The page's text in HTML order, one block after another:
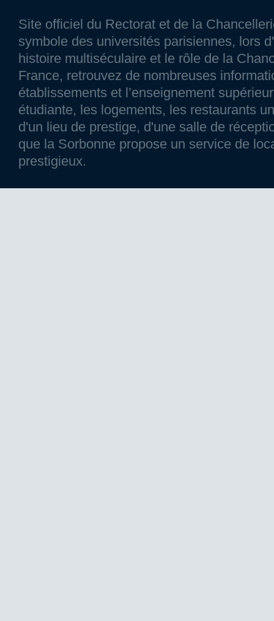
Site officiel du Rectorat et de la
symbole des universités parisiennes, lors
histoire multiséculaire et le rôle de la
France, retrouvez de nombreuses
établissements et l’enseignement
étudiante, les logements, les restaurants
d'un lieu de prestige, d'une salle de
que la Sorbonne propose un service de
prestigieux.